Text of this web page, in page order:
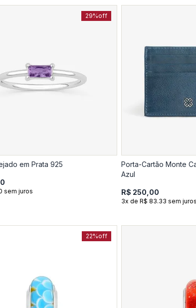
29%off
em Prata 925
sem juros
Porta-Cartão Monte
Azul
R$ 250,00
3x de R$ 83.33 sem juros
22%off